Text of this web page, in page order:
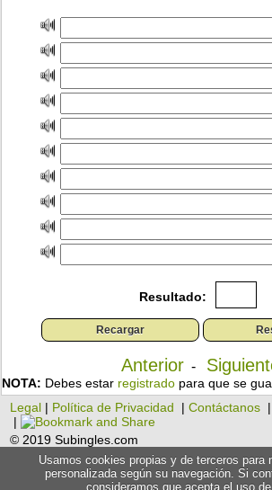
Resultado:
Anterior -
NOTA: Debes estar registrado para que se
Legal | Política de Privacidad |Contáctanos
|
© 2019 Subingles.com
Usamos cookies propias y de terceros para
personalizada según su navegación. Si
consideramos que acepta el uso